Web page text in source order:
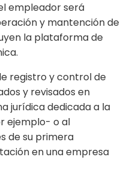
empleador será
y mantención de
la plataforma de
registro y control de
y revisados en
jurídica dedicada a la
ejemplo- o al
de su primera
en una empresa